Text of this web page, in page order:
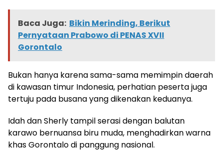
Baca Juga: Bikin Merinding, Berikut
Pernyataan Prabowo di PENAS XVII
Gorontalo
Bukan hanya karena sama-sama memimpin daerah
di kawasan timur Indonesia, perhatian peserta juga
tertuju pada busana yang dikenakan keduanya.
Idah dan Sherly tampil serasi dengan balutan
karawo bernuansa biru muda, menghadirkan warna
khas Gorontalo di panggung nasional.